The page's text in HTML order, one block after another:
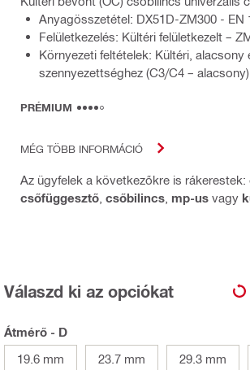
Anyagösszetétel: DX51D-ZM300 - EN
Felületkezelés: Kültéri felületkezelt –
Környezeti feltételek: Kültéri, alacsony
szennyezettséghez (C3/C4 – alacsony)
PRÉMIUM
MÉG TÖBB INFORMÁCIÓ
Az ügyfelek a következőkre is rákerestek:
csőfüggesztő csőbilincs mp-us vagy
Válaszd ki az opciókat
Átmérő - D
19.6 mm
23.7 mm 29.3 mm